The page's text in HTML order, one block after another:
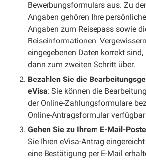
Bewerbungsformulars aus. Zu
Angaben gehören Ihre
Angaben zum Reisepass sowie
Reiseinformationen.
eingegebenen Daten korrekt sind,
dann zum zweiten Schritt über.
Bezahlen Sie die
eVisa: Sie können die
der Online-Zahlungsformulare
Online-Antragsformular
Gehen Sie zu Ihrem E-Mail-
Sie Ihren eVisa-Antrag
eine Bestätigung per E-Mail